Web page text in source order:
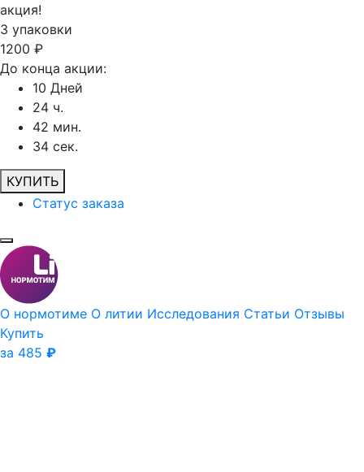
акция!
3 упаковки
1200 ₽
До конца акции:
10 Дней
24 ч.
42 мин.
34 сек.
КУПИТЬ
Статус заказа
О нормотиме О литии Исследования Статьи Отзывы
Купить
за 485 ₽